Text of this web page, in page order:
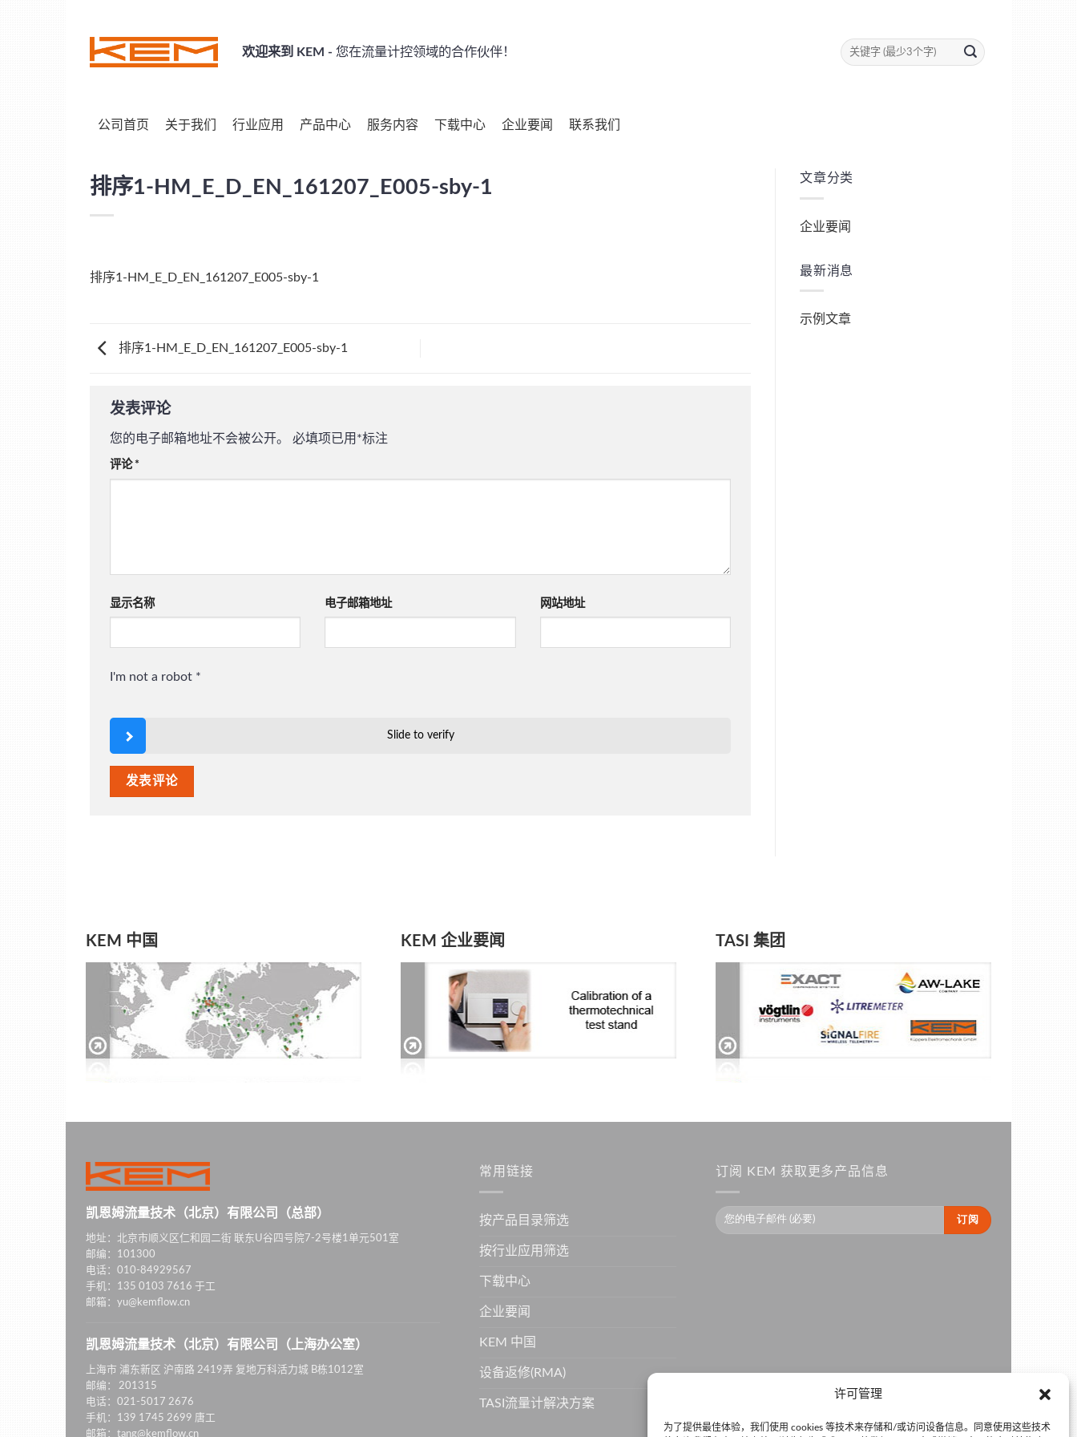
许可管理
为了提供最佳体验，我们使用 cookies 等技术来存储和/或访问设备信息。同意使用这些技术
content
欢迎来到 KEM - 您在流量计控领域的合作伙伴！
公司首页 关于我们 行业应用 产品中心 服务内容 下载中心 企业要闻 联系我们
排序1-HM_E_D_EN_161207_E005-sby-1
排序1-HM_E_D_EN_161207_E005-sby-1
排序1-HM_E_D_EN_161207_E005-sby-1
发表评论
您的电子邮箱地址不会被公开。 必填项已用 *标注
评论 *
显示名称 电子邮箱地址 网站地址
I'm not a robot *
Slide to verify
文章分类
企业要闻
最新消息
示例文章
KEM 中国 KEM 企业要闻 TASI 集团
凯恩姆流量技术（北京）有限公司（总部）
地址：北京市顺义区仁和园二街 联东U谷四号院7-2号楼1单元501室
邮编：101300
电话：010-84929567
手机：135 0103 7616 于工
邮箱：yu@kemflow.cn
凯恩姆流量技术（北京）有限公司（上海办公室）
上海市 浦东新区 沪南路 2419弄 复地万科活力城 B栋1012室
邮编： 201315
电话：021-5017 2676
手机：139 1745 2699 唐工
邮箱：tang@kemflow.cn
常用链接
按产品目录筛选
按行业应用筛选
下载中心
企业要闻
KEM 中国
设备返修(RMA)
TASI流量计解决方案
订阅 KEM 获取更多产品信息